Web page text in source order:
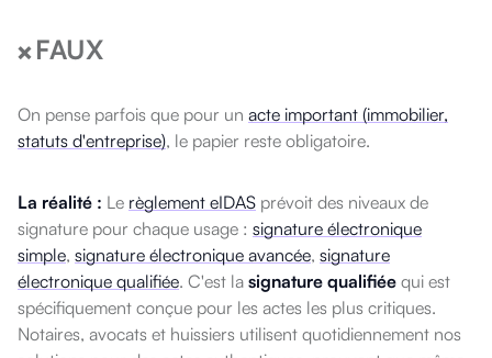
❌ FAUX
On pense parfois que pour un acte important (immobilier,
statuts d'entreprise), le papier reste obligatoire.
La réalité : Le règlement eIDAS prévoit des niveaux de
signature pour chaque usage : signature électronique
simple, signature électronique avancée, signature
électronique qualifiée. C'est la signature qualifiée qui est
spécifiquement conçue pour les actes les plus critiques.
Notaires, avocats et huissiers utilisent quotidiennement nos